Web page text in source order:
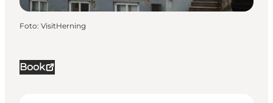
Book
Foto: VisitHerning